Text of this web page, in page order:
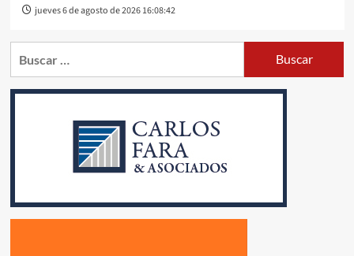
jueves 6 de agosto de 2026 16:08:42